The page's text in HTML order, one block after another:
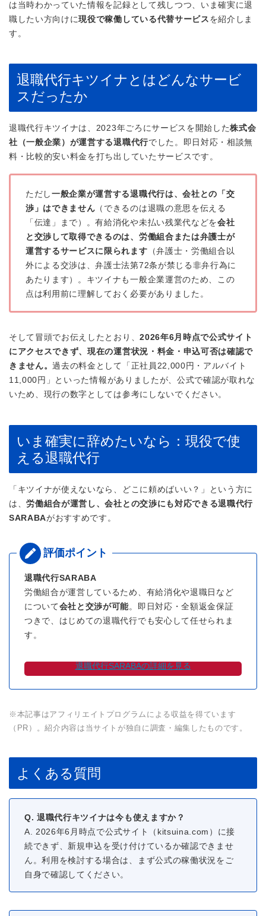
は当時わかっていた情報を記録として残しつつ、いま確実に退
職したい方向けに現役で稼働している代替サービス を紹介しま
す。
退職代行キツイナとはどんなサービ
スだったか
退職代行キツイナは、2023年ごろにサービスを開始した株式会
社（一般企業）が運営する退職代行でした。即日対応・相談無
料・比較的安い料金を打ち出していたサービスです。
ただし一般企業が運営する退職代行は、会社との「交
渉」はできません （できるのは退職の意思を伝える
「伝達」まで）。有給消化や未払い残業代などを会社
と交渉して取得できるのは、労働組合または弁護士が
運営するサービスに限られます （弁護士・労働組合以
外による交渉は、弁護士法第72条が禁じる非弁行為に
あたります）。キツイナも一般企業運営のため、この
点は利用前に理解しておく必要がありました。
そして冒頭でお伝えしたとおり、2026年6月時点で公式サイト
にアクセスできず、現在の運営状況・料金・申込可否は確認で
きません。過去の料金として「正社員22,000円・アルバイト
11,000円」といった情報がありましたが、公式で確認が取れな
いため、現行の数字としては参考にしないでください。
いま確実に辞めたいなら：現役で使
える退職代行
「キツイナが使えないなら、どこに頼めばいい？」という方に
は、労働組合が運営し、会社との交渉にも対応できる退職代行
SARABAがおすすめです。
退職代行SARABA
労働組合が運営しているため、有給消化や退職日など
について会社と交渉が可能。即日対応・全額返金保証
つきで、はじめての退職代行でも安心して任せられま
す。
退職代行SARABAの詳細を見る
※本記事はアフィリエイトプログラムによる収益を得ています
（PR）。紹介内容は当サイトが独自に調査・編集したものです。
よくある質問
Q. 退職代行キツイナは今も使えますか？
A. 2026年6月時点で公式サイト（kitsuina.com）に接
続できず、新規申込を受け付けているか確認できませ
ん。利用を検討する場合は、まず公式の稼働状況をご
自身で確認してください。